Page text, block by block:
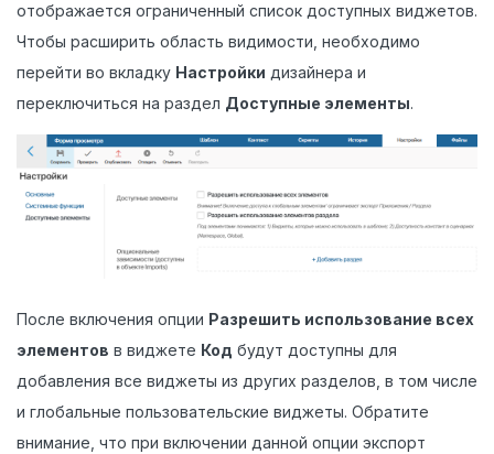
отображается ограниченный список доступных виджетов.
Чтобы расширить область видимости, необходимо
перейти во вкладку Настройки дизайнера и
переключиться на раздел Доступные элементы.
После включения опции Разрешить использование всех
элементов в виджете Код будут доступны для
добавления все виджеты из других разделов, в том числе
и глобальные пользовательские виджеты. Обратите
внимание, что при включении данной опции экспорт